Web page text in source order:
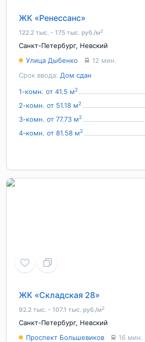
ЖК «Ренессанс»
122.2 тыс. - 175 тыс. руб./м2
Санкт-Петербург, Невский
Срок ввода: Дом сдан
Улица Дыбенко 12 мин.
1-комн. от 41.5 м2
2-комн. от 51.18 м2
3-комн. от 77.73 м2
4-комн. от 81.58 м2
ЖК «Складская 28 »
92.2 тыс. - 107.1 тыс. руб./м2
Санкт-Петербург, Невский
Проспект Большевиков 16 мин.